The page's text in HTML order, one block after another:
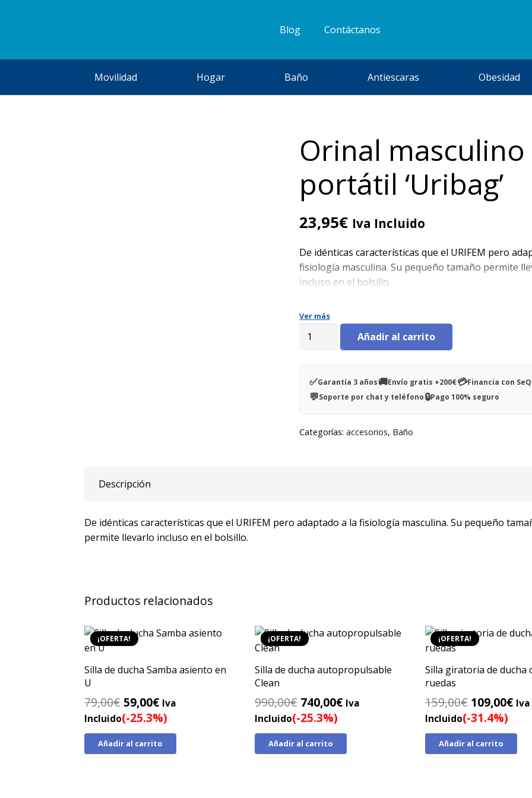
Blog Contáctanos
Movilidad Hogar Baño Antiescaras Obesidad
Orinal masculino
portátil ‘Uribag’
23,95€ Iva Incluido
De idénticas características que el URIFEM pero
fisiología masculina. Su pequeño tamaño permite
incluso en el bolsillo.
Ver más
Orinal
masculino
cantidad
Añadir al carrito
✅Garantía 3 años🚚Envío gratis +200€💳Financia con
💬Soporte por chat y teléfono🔒Pago 100% seguro
Categorías: accesorios, Baño
Descripción
De idénticas características que el URIFEM pero adaptado a la fisiología masculina. Su pequeño
permite llevarlo incluso en el bolsillo.
Productos relacionados
¡OFERTA!
Silla de ducha Samba asiento en
U
79,00€ El
precio
original
era:
59,00€El
precio
actual
es:
Iva
Incluido(-25.3%)
Añadir al carrito
¡OFERTA!
Silla de ducha autopropulsable
Clean
990,00€ El
precio
original
era:
740,00€El
actual
Iva
Incluido(-25.3%)
Añadir al carrito
¡OFERTA!
Silla giratoria de ducha
ruedas
159,00€ El
precio
original
era:
109,00€ElIva
Incluido(-31.4%)
Añadir al carrito